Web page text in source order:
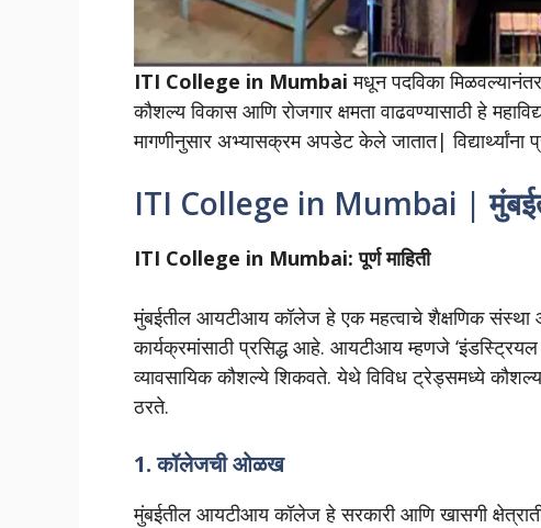
ITI College in Mumbai मधून पदविका मिळवल्यानंतर
कौशल्य विकास आणि रोजगार क्षमता वाढवण्यासाठी हे
मागणीनुसार अभ्यासक्रम अपडेट केले जातात|
ITI College in Mumbai |
ITI College in Mumbai: पूर्ण माहिती
मुंबईतील आयटीआय कॉलेज हे एक महत्वाचे शैक्षणिक संस्था
कार्यक्रमांसाठी प्रसिद्ध आहे. आयटीआय म्हणजे ‘इंडस्ट्रियल
व्यावसायिक कौशल्ये शिकवते. येथे विविध ट्रेड्समध्ये
ठरते.
1.कॉलेजची ओळख
मुंबईतील आयटीआय कॉलेज हे सरकारी आणि खासगी क्षेत्रातील